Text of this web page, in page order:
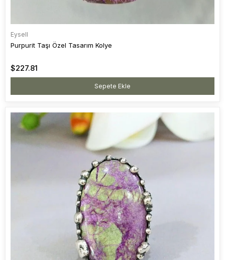
Eysell
Purpurit Taşı Özel Tasarım Kolye
$227.81
Sepete Ekle